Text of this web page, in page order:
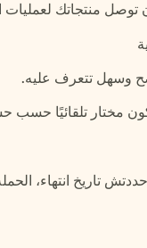
توصل منتجاتك
وسهل تتعرف عليه.
تاريخ انتهاء،